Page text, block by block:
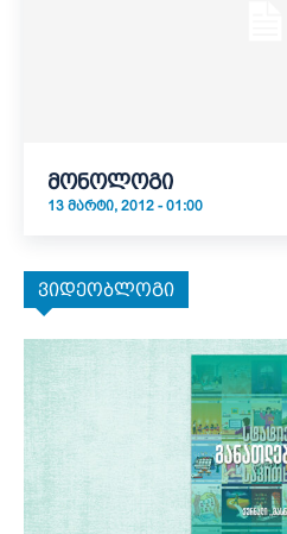
მონოლოგი
13 ᲛᲐᲠᲢᲘ, 2012 - 01:00
ვიდეობლოგი